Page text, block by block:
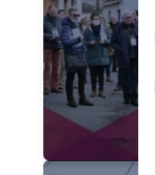
Transitions
Date de publication
Type d'appel
Appel à projet